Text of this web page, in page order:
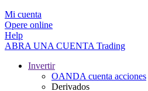
Mi cuenta
Opere online
Help
ABRA UNA CUENTA Trading
Invertir
OANDA cuenta acciones
Derivados